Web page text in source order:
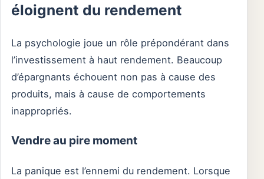
éloignent du rendement
La psychologie joue un rôle prépondérant dans
l’investissement à haut rendement. Beaucoup
d’épargnants échouent non pas à cause des
produits, mais à cause de comportements
inappropriés.
Vendre au pire moment
La panique est l’ennemi du rendement. Lorsque